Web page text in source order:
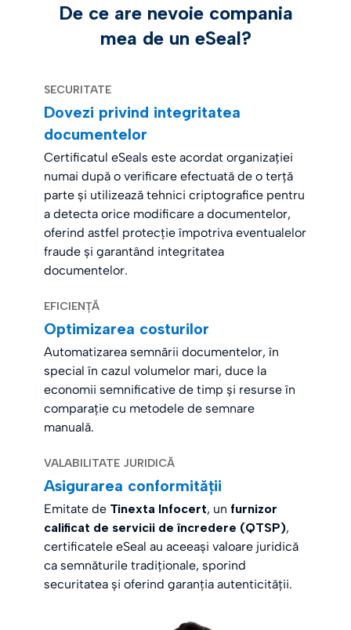
De ce are nevoie compania
mea de un eSeal?
SECURITATE
Dovezi privind integritatea
documentelor
Certificatul eSeals este acordat organizației
numai după o verificare efectuată de o terță
parte și utilizează tehnici criptografice pentru
a detecta orice modificare a documentelor,
oferind astfel protecție împotriva eventualelor
fraude și garantând integritatea
documentelor.
EFICIENȚĂ
Optimizarea costurilor
Automatizarea semnării documentelor, în
special în cazul volumelor mari, duce la
economii semnificative de timp și resurse în
comparație cu metodele de semnare
manuală.
VALABILITATE JURIDICĂ
Asigurarea conformității
Emitate de Tinexta Infocert, un furnizor
calificat de servicii de încredere (QTSP),
certificatele eSeal au aceeași valoare juridică
ca semnăturile tradiționale, sporind
securitatea și oferind garanția autenticității.